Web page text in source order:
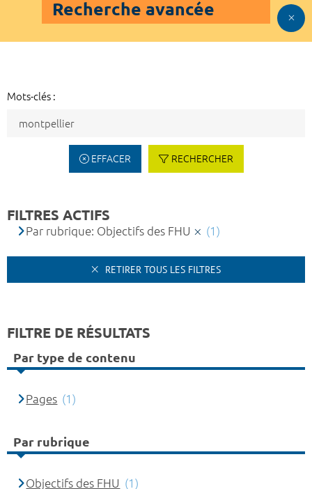
Recherche avancée
Mots-clés :
EFFACER RECHERCHER
FILTRES ACTIFS
Par rubrique: Objectifs des FHU (1)
RETIRER TOUS LES FILTRES
FILTRE DE RÉSULTATS
Par type de contenu
Pages (1)
Par rubrique
Objectifs des FHU (1)